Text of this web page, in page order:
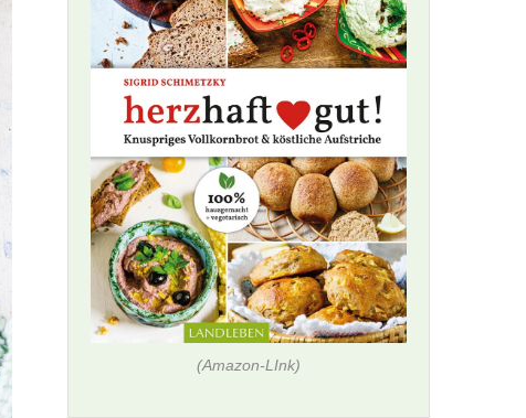
(Amazon-LInk)